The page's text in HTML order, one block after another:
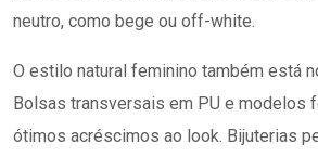
neutro, como bege ou off-white.
O estilo natural feminino também está
Bolsas transversais em PU e modelos
ótimos acréscimos ao look. Bijuterias